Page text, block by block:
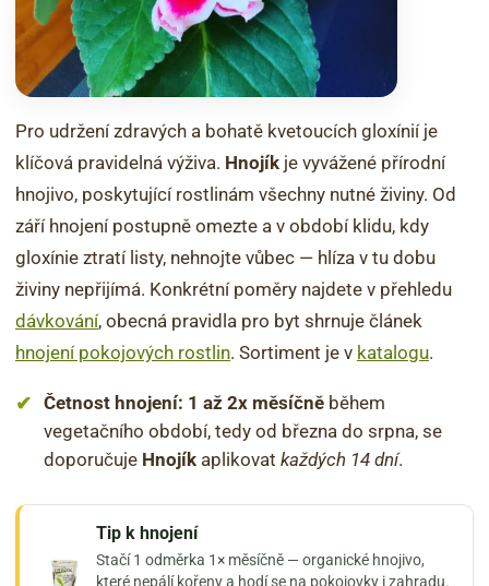
Pro udržení zdravých a bohatě kvetoucích gloxínií je
klíčová pravidelná výživa. Hnojík je vyvážené přírodní
hnojivo, poskytující rostlinám všechny nutné živiny. Od
září hnojení postupně omezte a v období klidu, kdy
gloxínie ztratí listy, nehnojte vůbec — hlíza v tu dobu
živiny nepřijímá. Konkrétní poměry najdete v přehledu
dávkování, obecná pravidla pro byt shrnuje článek
hnojení pokojových rostlin. Sortiment je v katalogu.
Četnost hnojení: 1 až 2x měsíčně během
vegetačního období, tedy od března do srpna, se
doporučuje Hnojík aplikovat každých 14 dní.
Tip k hnojení
Stačí 1 odměrka 1× měsíčně — organické hnojivo,
které nepálí kořeny a hodí se na pokojovky i zahradu.